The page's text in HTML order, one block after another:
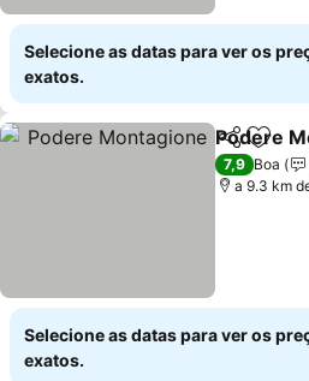
Selecione as datas para ver os
exatos.
Partilhar
Podere
7,9 Boa
a 9.3 km
Selecione as datas para ver os
exatos.